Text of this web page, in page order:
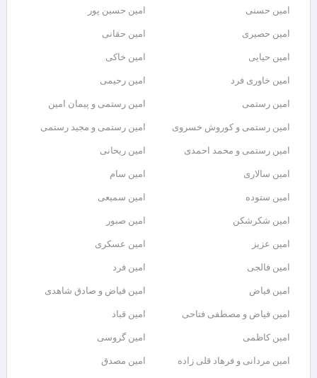
امین حسنی امین حسین پور
امین حصیری امین حقانی
امین حیایی امین خاکی
امین خاوری فرد امین رحیمی
امین رستمی امین رستمی و پیمان امین
امین رستمی و کوروش خسروی امین رستمی و مجید رستمی
امین رستمی و محمد احمدی امین ریحانی
امین سالاری امین سام
امین ستوده امین سمیعی
امین شکرشکن امین صبور
امین عزیز امین عسکری
امین فالجی امین فرد
امین فیاض امین فیاض و صادق شاهدی
امین فیاض و مصطفی فتاحی امین قباد
امین کاظمی امین گروسی
امین مردانی و فرهاد قلی زاده امین مصدق